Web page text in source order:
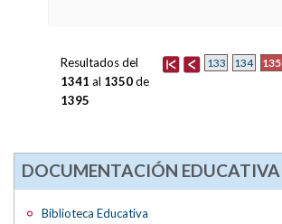
133 134 135
Resultados del
1341 al 1350de
1395
DOCUMENTACIÓN EDUCATIVA
Biblioteca Educativa